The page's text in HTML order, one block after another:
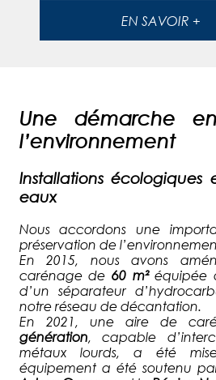
EN SAVOIR +
Une démarche
l’environnement
Installations écologiques
eaux
Nous accordons une
préservation de
En 2015, nous avons
carénage de 60 m²équipée
d’un séparateur
notre réseau de décantation.
En 2021, une aire de
génération , capable
métaux lourds, a été
équipement a été soutenu